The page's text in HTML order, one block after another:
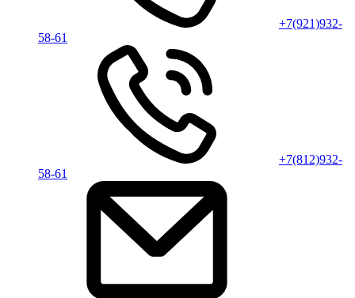
+7(921)932-
58-61
+7(812)932-
58-61